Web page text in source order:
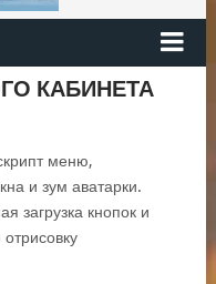
КАБИНЕТА
меню,
и зум аватарки.
загрузка кнопок и